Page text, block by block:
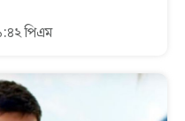
পিএম